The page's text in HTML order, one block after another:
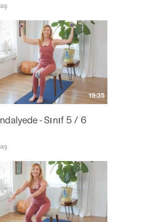
19:35
- Sınıf 5 / 6